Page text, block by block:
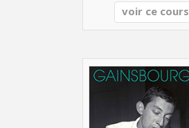
voir ce cours